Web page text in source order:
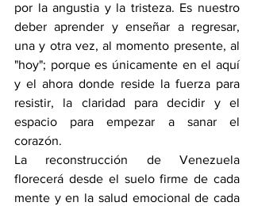
por la angustia y la tristeza. Es nuestro
deber aprender y enseñar a regresar,
una y otra vez, al momento presente, al
"hoy"; porque es únicamente en el aquí
y el ahora donde reside la fuerza para
resistir, la claridad para decidir y el
espacio para empezar a sanar el
corazón.
La reconstrucción de Venezuela
florecerá desde el suelo firme de cada
mente y en la salud emocional de cada